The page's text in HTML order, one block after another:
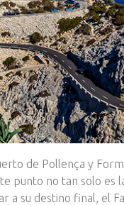
de Pollença y
punto no tan solo es
a su destino final, el